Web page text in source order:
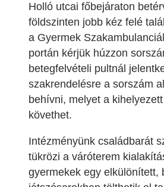
Holló utcai főbejáraton
földszinten jobb kéz felé
a Gyermek
portán kérjük húzzon
betegfelvételi pultnál
szakrendelésre a sorszám
behívni, melyet a
követhet.
Intézményünk családbarát
tükrözi a váróterem
gyermekek egy elkülönített,